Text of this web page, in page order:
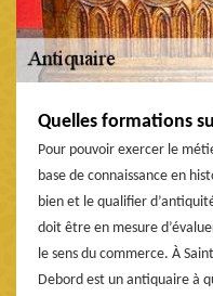
Quelles formations
Pour pouvoir exercer le
base de connaissance en
bien et le qualifier
doit être en mesure
le sens du commerce. À
Debord est un antiquaire à